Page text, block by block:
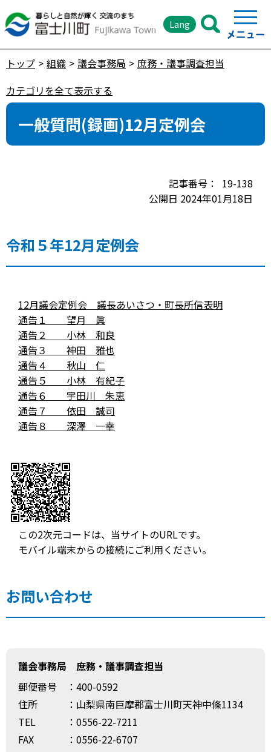
Lang
トップ 組織 議会事務局
庶務・議事調査担当
カテゴリを全て表示する
一般質問(録画)12月定例会
19-138
公開日 2024年01月18日
令和５年12月定例会
12月議会定例会 議長あいさつ・町長所信表明
通告１ 望月 眞
通告２ 小林 和良
通告３ 神田 雅也
通告４ 秋山 仁
通告５ 小林 有紀子
通告６ 宇田川 朱恵
通告７ 依田 誠司
通告８ 深澤 一幸
この2次元コードは、当サイトのURLです。
モバイル端末からの接続にご利用ください。
お問い合わせ
議会事務局 庶務・議事調査担当
郵便番号
：400-0592
住所
：山梨県南巨摩郡富士川町天神中條1134
TEL
：0556-22-7211
FAX
：0556-22-6707